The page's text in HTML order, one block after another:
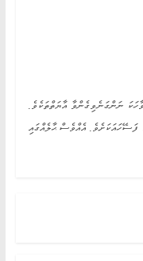
ނަންގަނެވިގެންވާ އާޔަތްތަކެވެ.
ފަސޭހައަކަށެވެ. އެއްވެސް ޙާލެއްގައި